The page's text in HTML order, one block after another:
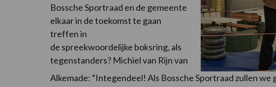
Bossche Sportraad en de gemeente
elkaar in de toekomst te gaan
treffen in
de spreekwoordelijke boksring, als
tegenstanders? Michiel van Rijn van
Alkemade: “Integendeel! Als Bossche Sportraad zullen we